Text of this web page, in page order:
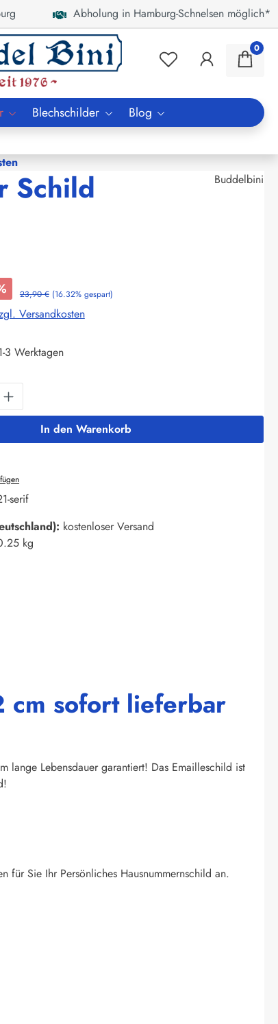
Abholung in Hamburg-Schnelsen möglich*
0
Blechschilder Blog
Schild
Buddelbini
23,90 € (16.32% gespart)
Versandkosten
3 Werktagen
Gib den gewünschten Wert ein
In den Warenkorb
serif
kostenloser Versand
kg
sofort lieferbar
lange Lebensdauer garantiert! Das Emailleschild ist
Sie Ihr Persönliches Hausnummernschild an.